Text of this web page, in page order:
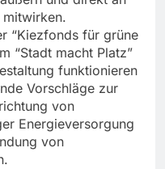
“Kiezfonds für grüne
“Stadt macht Platz”
funktionieren
Vorschläge zur
von
Energieversorgung
von